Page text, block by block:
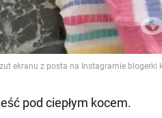
pod ciepłym kocem.